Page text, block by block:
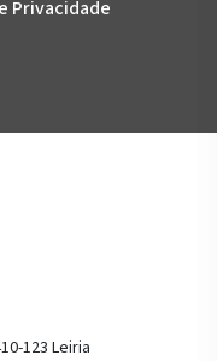
Privacidade
123 Leiria